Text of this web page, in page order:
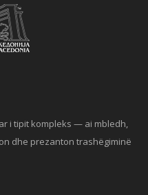
i tipit kompleks — ai mbledh,
dhe prezanton trashëgiminë